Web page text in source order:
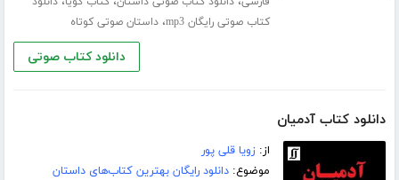
کتاب صوتی رایگان mp3
،داستان صوتی کوتاه
دانلود کتاب صوتی
دانلود کتاب آدمیان
از:زویا قلی پور
موضوع:دانلود رایگان بهترین کتاب‌های داستان